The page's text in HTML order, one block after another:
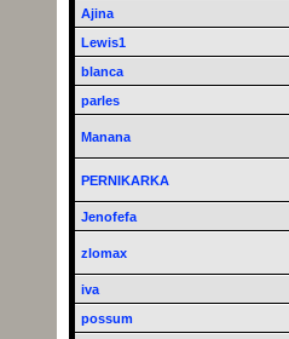
Ajina
Lewis1
blanca
parles
Manana
PERNIKARKA
Jenofefa
zlomax
iva
possum